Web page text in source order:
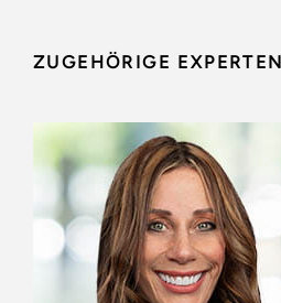
ZUGEHÖRIGE EXPERTEN